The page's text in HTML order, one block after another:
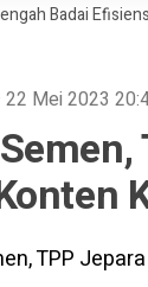
Efisiensi
22 Mei 2023